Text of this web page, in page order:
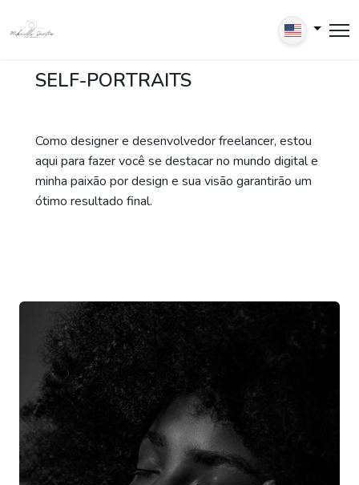
SELF-PORTRAITS
Como designer e desenvolvedor freelancer, estou
aqui para fazer você se destacar no mundo digital e
minha paixão por design e sua visão garantirão um
ótimo resultado final.